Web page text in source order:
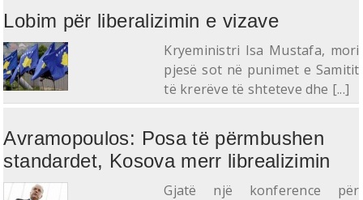
Lobim për liberalizimin e vizave
Kryeministri Isa Mustafa, mori
pjesë sot në punimet e Samitit
të krerëve të shteteve dhe [...]
Avramopoulos: Posa të përmbushen
standardet, Kosova merr librealizimin
Gjatë një konference për